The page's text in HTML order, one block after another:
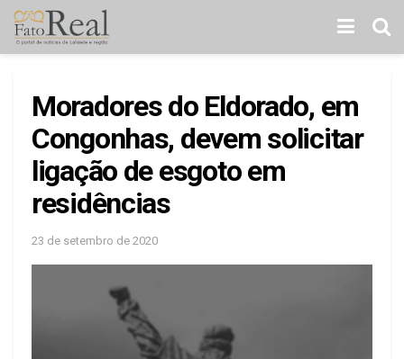
Moradores do Eldorado, em
Congonhas, devem solicitar
ligação de esgoto em
residências
23 de setembro de 2020